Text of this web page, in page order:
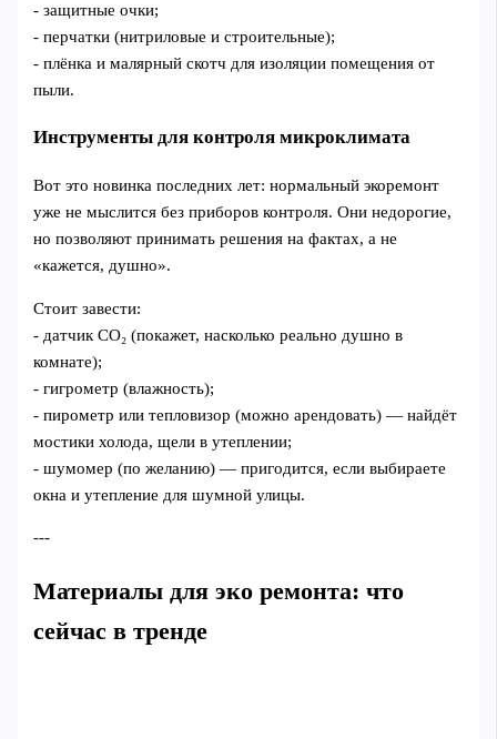
- защитные очки;
- перчатки (нитриловые и строительные);
- плёнка и малярный скотч для изоляции помещения от
пыли.
Инструменты для контроля микроклимата
Вот это новинка последних лет: нормальный экоремонт
уже не мыслится без приборов контроля. Они недорогие,
но позволяют принимать решения на фактах, а не
«кажется, душно».
Стоит завести:
- датчик CO₂ (покажет, насколько реально душно в
комнате);
- гигрометр (влажность);
- пирометр или тепловизор (можно арендовать) — найдёт
мостики холода, щели в утеплении;
- шумомер (по желанию) — пригодится, если выбираете
окна и утепление для шумной улицы.
---
Материалы для эко ремонта: что
сейчас в тренде